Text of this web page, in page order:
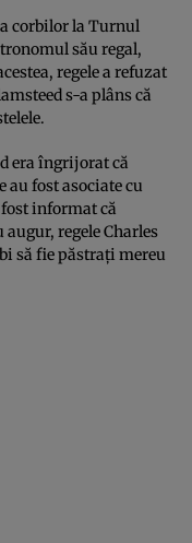
corbilor la Turnul
său regal,
regele a refuzat
s-a plâns că
era îngrijorat că
au fost asociate cu
informat că
regele Charles
să fie păstrați mereu